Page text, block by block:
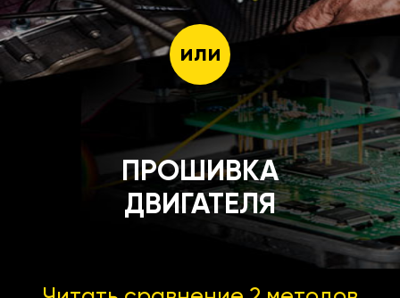
или
ПРОШИВКА
ДВИГАТЕЛЯ